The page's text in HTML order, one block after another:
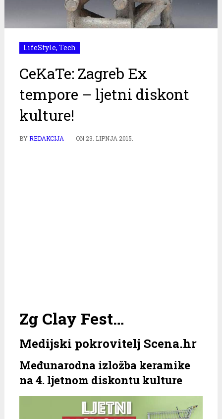
LifeStyle, Tech
CeKaTe: Zagreb Ex
tempore – ljetni diskont
kulture!
BYREDAKCIJA ON 23. LIPNJA 2015.
Zg Clay Fest…
Medijski pokrovitelj Scena.hr
Međunarodna izložba keramike
na 4. ljetnom diskontu kulture